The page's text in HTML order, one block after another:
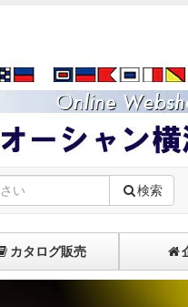
検索
カタログ販売